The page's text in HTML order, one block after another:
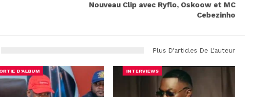
Nouveau Clip avec Ryflo, Oskoow et MC
Cebezinho
Plus D'articles De L'auteur
D'ALBUM INTERVIEWS